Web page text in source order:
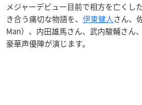
メジャーデビュー目前で相方を亡くし
き合う痛切な物語を、 伊東健人さん、
Man）、内田雄馬さん、武内駿輔さん
豪華声優陣が演じます。